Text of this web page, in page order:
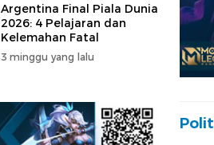
Argentina Final Piala Dunia
2026: 4 Pelajaran dan
Kelemahan Fatal
3 minggu yang lalu